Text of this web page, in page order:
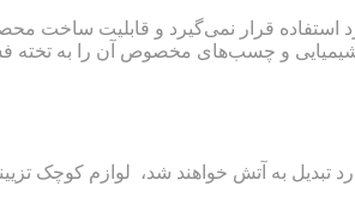
قرار نمی‌گیرد و قابلیت ساخت
و چسب‌های مخصوص آن را به تخته
به آتش خواهند شد، لوازم کوچک